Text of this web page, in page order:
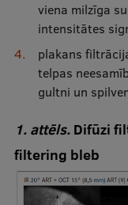
viena milzīga
intensitātes
plakans
telpas
gultni un
1. attēls.Difūzi
filtering bleb